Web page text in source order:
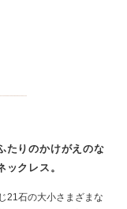
たりのかけがえのな
クレス。
21石の大小さまざまな